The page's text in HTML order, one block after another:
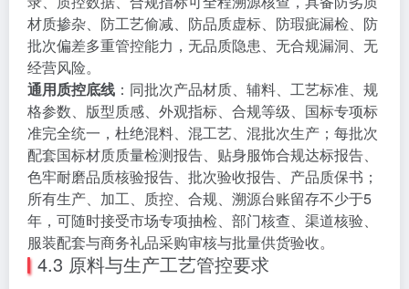
材质掺杂、防工艺偷减、防品质虚标、防瑕疵漏检、防
批次偏差多重管控能力，无品质隐患、无合规漏洞、无
经营风险。
通用质控底线 ：同批次产品材质、辅料、工艺标准、规
格参数、版型质感、外观指标、合规等级、国标专项标
准完全统一，杜绝混料、混工艺、混批次生产；每批次
配套国标材质质量检测报告、贴身服饰合规达标报告、
色牢耐磨品质核验报告、批次验收报告、产品质保书；
所有生产、加工、质控、合规、溯源台账留存不少于5
年，可随时接受市场专项抽检、部门核查、渠道核验、
服装配套与商务礼品采购审核与批量供货验收。
4.3 原料与生产工艺管控要求